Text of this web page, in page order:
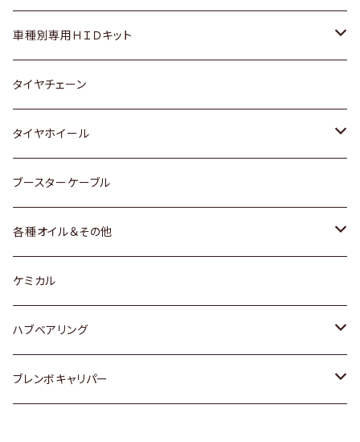
マツダ
三菱
スバル
レクサス
ダイハツ
マツダ
三菱
スバル
日産
いすゞ
ダイハツ
マツダ
三菱
スバル
スズキ
日産
ダイハツ
スバル
ホンダ
スズキ
日産
ダイハツ
マツダ
ホンダ
スズキ
日産
ダイハツ
マツダ
スバル
車種別専用ＨＩＤキット
トヨタ
マツダ
タイヤチェーン
タイヤホイール
トヨタ
ホンダ
スズキ
日産
ダイハツ
ブースターケーブル
各種オイル＆その他
ディーデル洗浄添加剤
ケミカル
ハブベアリング
トヨタ
ブレンボキャリパー